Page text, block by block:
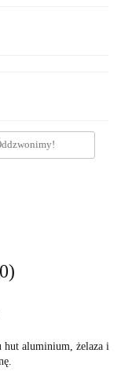
hut aluminium, żelaza i